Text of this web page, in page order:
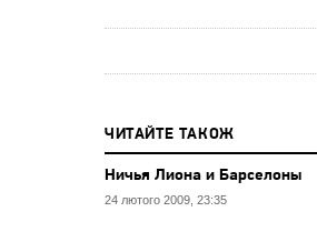
ЧИТАЙТЕ ТАКОЖ
Ничья Лиона и Барселоны
24 лютого 2009, 23:35